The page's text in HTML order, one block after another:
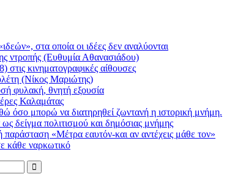
στα οποία οι ιδέες δεν αναλύονται
ντροπής (Ευθυμία Αθανασιάδου)
κινηματογραφικές αίθουσες
(Νίκος Μαριώτης)
φυλακή, θνητή εξουσία
Καλαμάτας
όσο μπορώ να διατηρηθεί ζωντανή η ιστορική μνήμη.
δείγμα πολιτισμού και δημόσιας μνήμης
«Μέτρα εαυτόν-και αν αντέχεις μάθε τον»
κάθε ναρκωτικό